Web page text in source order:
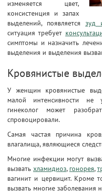
изменяется цвет,
консистенция и запах
выделений, появляется зуд
ситуация требует
симптомы и назначить
выделения и выделения
Кровянистые
У женщин кровянистые
малой интенсивности не
гинеколог может
спровоцировали.
Самая частая причина
влагалища, являющиеся
Многие инфекции могут
вызвать хламидиоз, гонорея,
вагинит и цервицит. Кроме
вызвать многие заболевания